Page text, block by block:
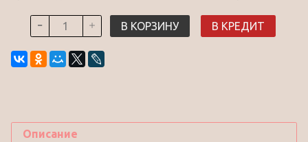
В КОРЗИНУ В КРЕДИТ
Описание